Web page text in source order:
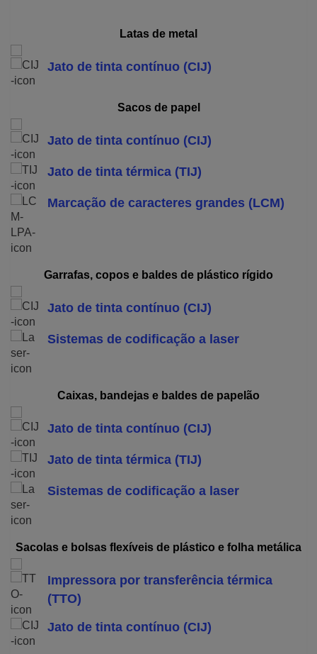
Latas de metal
Jato de tinta contínuo (CIJ)
Sacos de papel
Jato de tinta contínuo (CIJ)
Jato de tinta térmica (TIJ)
Marcação de caracteres grandes (LCM)
Garrafas, copos e baldes de plástico rígido
Jato de tinta contínuo (CIJ)
Sistemas de codificação a laser
Caixas, bandejas e baldes de papelão
Jato de tinta contínuo (CIJ)
Jato de tinta térmica (TIJ)
Sistemas de codificação a laser
Sacolas e bolsas flexíveis de plástico e folha metálica
Impressora por transferência térmica
(TTO)
Jato de tinta contínuo (CIJ)